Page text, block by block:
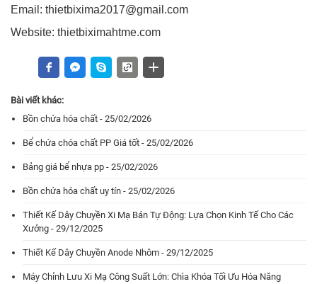
Email: thietbixima2017@gmail.com
Website: thietbiximahtme.com
Bài viết khác:
Bồn chứa hóa chất - 25/02/2026
Bể chứa chóa chất PP Giá tốt - 25/02/2026
Bảng giá bể nhựa pp - 25/02/2026
Bồn chứa hóa chất uy tín - 25/02/2026
Thiết Kế Dây Chuyền Xi Mạ Bán Tự Động: Lựa Chọn Kinh Tế Cho Các
Xưởng - 29/12/2025
Thiết Kế Dây Chuyền Anode Nhôm - 29/12/2025
Máy Chỉnh Lưu Xi Mạ Công Suất Lớn: Chìa Khóa Tối Ưu Hóa Năng